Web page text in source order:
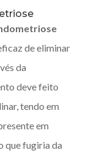
de eliminar
da
deve feito
tendo em
em
que fugiria da